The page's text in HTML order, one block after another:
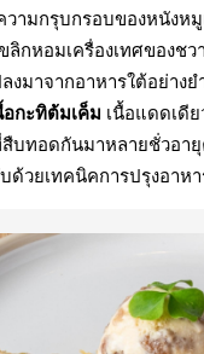
ามกรุบกรอบของหนังห
กหอมเครื่องเทศของชวา
งมาจากอาหารใต้อย่าง
อกะทิต้มเค็ม เนื้อแดดเดี
ทอดกันมาหลายชั่วอา
ด้วยเทคนิคการปรุงอา